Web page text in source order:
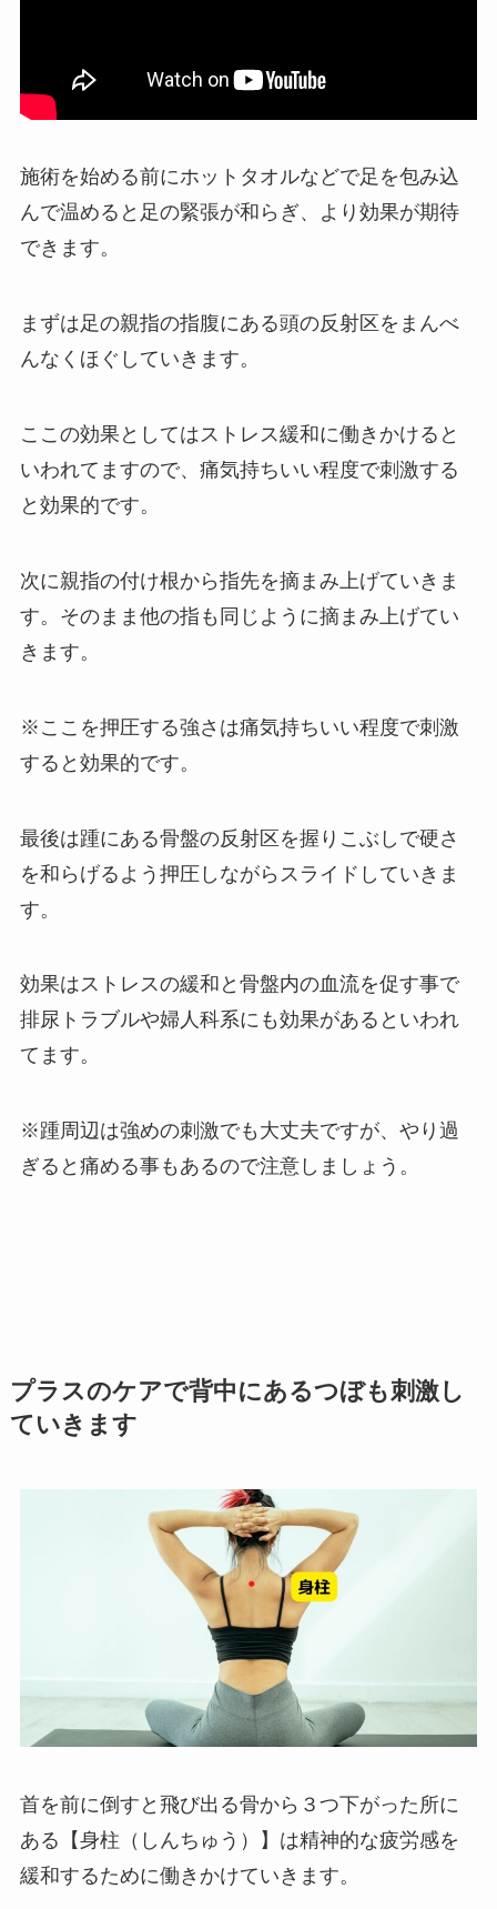
施術を始める前にホットタオルなどで足を包み込
んで温めると足の緊張が和らぎ、より効果が期待
できます。
まずは足の親指の指腹にある頭の反射区をまんべ
んなくほぐしていきます。
ここの効果としてはストレス緩和に働きかけると
いわれてますので、痛気持ちいい程度で刺激する
と効果的です。
次に親指の付け根から指先を摘まみ上げていきま
す。そのまま他の指も同じように摘まみ上げてい
きます。
※ここを押圧する強さは痛気持ちいい程度で刺激
すると効果的です。
最後は踵にある骨盤の反射区を握りこぶしで硬さ
を和らげるよう押圧しながらスライドしていきま
す。
効果はストレスの緩和と骨盤内の血流を促す事で
排尿トラブルや婦人科系にも効果があるといわれ
てます。
※踵周辺は強めの刺激でも大丈夫ですが、やり過
ぎると痛める事もあるので注意しましょう。
プラスのケアで背中にあるつぼも刺激し
ていきます
首を前に倒すと飛び出る骨から３つ下がった所に
ある【身柱（しんちゅう）】は精神的な疲労感を
緩和するために働きかけていきます。